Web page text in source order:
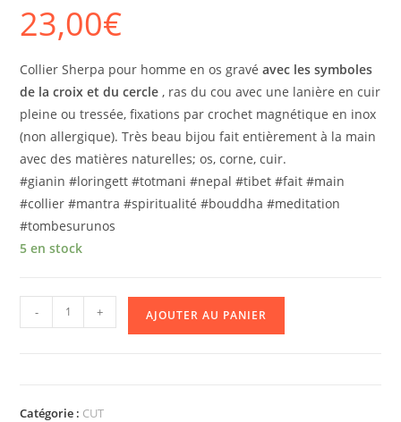
23,00€
Collier Sherpa pour homme en os gravéavec les symboles
de la croix et du cercle , ras du cou avec une lanière en cuir
pleine ou tressée, fixations par crochet magnétique en inox
(non allergique). Très beau bijou fait entièrement à la main
avec des matières naturelles; os, corne, cuir.
#gianin #loringett #totmani #nepal #tibet #fait #main
#collier #mantra #spiritualité #bouddha #meditation
#tombesurunos
5 en stock
- + AJOUTER AU PANIER
Catégorie : CUT